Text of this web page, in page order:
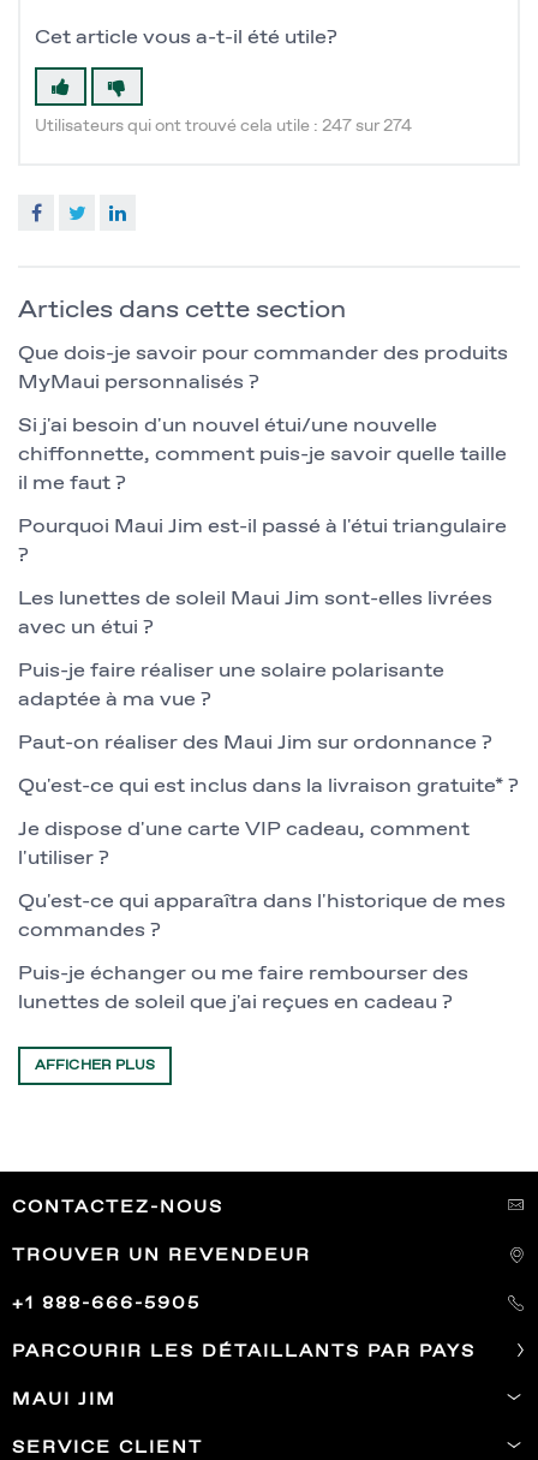
Cet article vous a-t-il été utile?
Utilisateurs qui ont trouvé cela utile : 247 sur 274
Facebook
Twitter
Articles dans cette section
Que dois-je savoir pour commander des produits
MyMaui personnalisés ?
Si j'ai besoin d'un nouvel étui/une nouvelle
chiffonnette, comment puis-je savoir quelle taille
il me faut ?
Pourquoi Maui Jim est-il passé à l'étui triangulaire
?
Les lunettes de soleil Maui Jim sont-elles livrées
avec un étui ?
Puis-je faire réaliser une solaire polarisante
adaptée à ma vue ?
Paut-on réaliser des Maui Jim sur ordonnance ?
Qu'est-ce qui est inclus dans la livraison gratuite* ?
Je dispose d'une carte VIP cadeau, comment
l'utiliser ?
Qu'est-ce qui apparaîtra dans l'historique de mes
commandes ?
Puis-je échanger ou me faire rembourser des
lunettes de soleil que j'ai reçues en cadeau ?
AFFICHER PLUS
CONTACTEZ-NOUS
TROUVER UN REVENDEUR
+1 888-666-5905
PARCOURIR LES DÉTAILLANTS PAR PAYS
MAUI JIM
SERVICE CLIENT